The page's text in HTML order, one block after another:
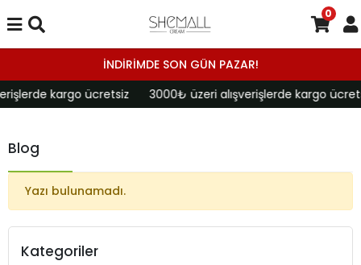
İNDİRİMDE SON GÜN PAZAR!
kargo ücretsiz
3000₺ üzeri alışverişlerde kargo
0
Blog
Yazı bulunamadı.
Kategoriler